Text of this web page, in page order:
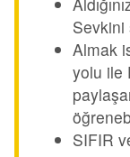
Sevkini
Almak
yolu ile
SIFIR